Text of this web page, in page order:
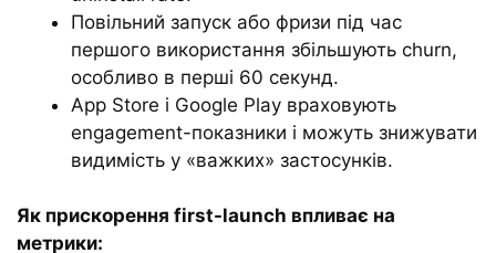
Повільний запуск або фризи під час
першого використання збільшують churn,
особливо в перші 60 секунд.
App Store і Google Play враховують
engagement-показники і можуть знижувати
видимість у «важких» застосунків.
Як прискорення first-launch впливає на
метрики: